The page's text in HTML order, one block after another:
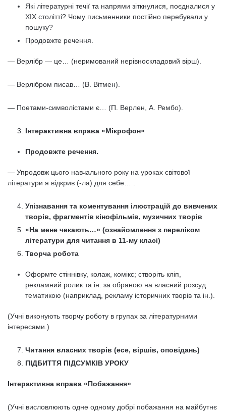
Які літературні течії та напрями зіткнулися, поєдналися у
ХІХ столітті? Чому письменники постійно перебували у
пошуку?
Продовжте речення.
— Верлібр — це… (неримований нерівноскладовий вірш).
— Верлібром писав… (В. Вітмен).
— Поетами-символістами є… (П. Верлен, А. Рембо).
Інтерактивна вправа «Мікрофон»
Продовжте речення.
— Упродовж цього навчального року на уроках світової
літератури я відкрив (-ла) для себе… .
Упізнавання та коментування ілюстрацій до вивчених
творів, фрагментів кінофільмів, музичних творів
«На мене чекають…» (ознайомлення з переліком
літератури для читання в 11-му класі)
Творча робота
Оформте стіннівку, колаж, комікс; створіть кліп,
рекламний ролик та ін. за обраною на власний розсуд
тематикою (наприклад, рекламу історичних творів та ін.).
(Учні виконують творчу роботу в групах за літературними
інтересами.)
Читання власних творів (есе, віршів, оповідань)
ПІДБИТТЯ ПІДСУМКІВ УРОКУ
Інтерактивна вправа «Побажання»
(Учні висловлюють одне одному добрі побажання на майбутнє